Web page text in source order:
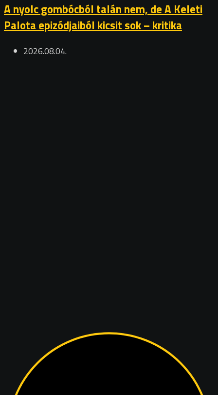
A nyolc gombócból talán nem, de A Keleti
Palota epizódjaiból kicsit sok – kritika
2026.08.04.